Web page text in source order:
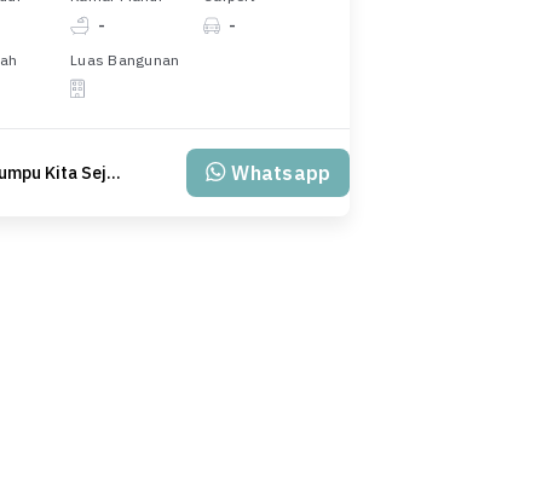
- -
Luas Bangunan
PT Klumpu Kita Sejahtera Whatsapp